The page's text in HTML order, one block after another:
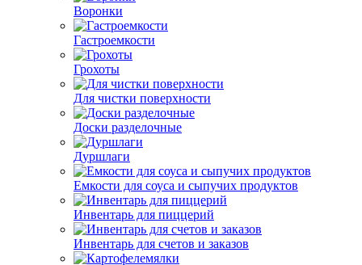
Воронки
Гастроемкости
Грохоты
Для чистки поверхности
Доски разделочные
Дуршлаги
Емкости для соуса и сыпучих продуктов
Инвентарь для пиццерий
Инвентарь для счетов и заказов